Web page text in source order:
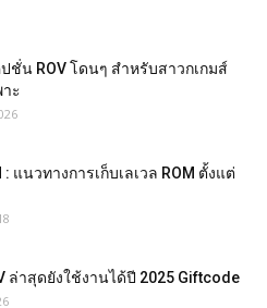
ชั่น ROV โดนๆ สำหรับสาวกเกมส์
าะ
: แนวทางการเก็บเลเวล ROM ตั้งแต่
ล่าสุดยังใช้งานได้ปี 2025 Giftcode